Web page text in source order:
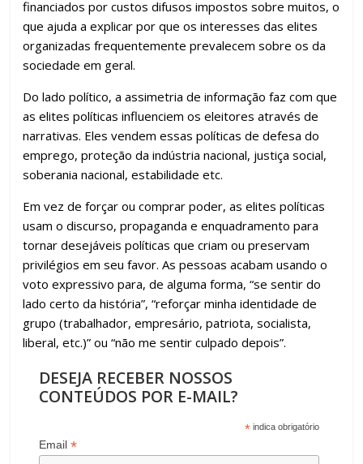
financiados por custos difusos impostos sobre muitos, o
que ajuda a explicar por que os interesses das elites
organizadas frequentemente prevalecem sobre os da
sociedade em geral.
Do lado político, a assimetria de informação faz com que
as elites políticas influenciem os eleitores através de
narrativas. Eles vendem essas políticas de defesa do
emprego, proteção da indústria nacional, justiça social,
soberania nacional, estabilidade etc.
Em vez de forçar ou comprar poder, as elites políticas
usam o discurso, propaganda e enquadramento para
tornar desejáveis políticas que criam ou preservam
privilégios em seu favor. As pessoas acabam usando o
voto expressivo para, de alguma forma, “se sentir do
lado certo da história”, “reforçar minha identidade de
grupo (trabalhador, empresário, patriota, socialista,
liberal, etc.)” ou “não me sentir culpado depois”.
DESEJA RECEBER NOSSOS
CONTEÚDOS POR E-MAIL?
* indica obrigatório
Email*